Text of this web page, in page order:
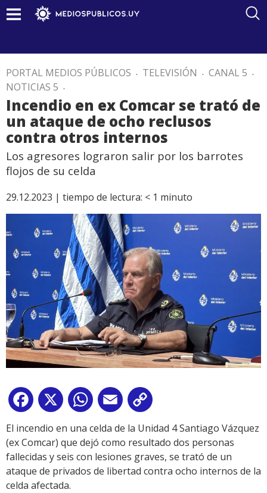
PORTAL MEDIOS PÚBLICOS . TELEVISIÓN . CANAL 5 .
NOTICIAS 5 .
Incendio en ex Comcar se trató de
un ataque de ocho reclusos
contra otros internos
Los agresores lograron salir por los barrotes
flojos de su celda
29.12.2023 | tiempo de lectura: < 1 minuto
Facebook
X WhatsApp
Email
Link
El incendio en una celda de la Unidad 4 Santiago Vázquez
(ex Comcar) que dejó como resultado dos personas
fallecidas y seis con lesiones graves, se trató de un
ataque de privados de libertad contra ocho internos de la
celda afectada.